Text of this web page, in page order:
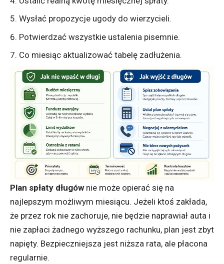
Wysłać propozycje ugody do wierzycieli.
Potwierdzać wszystkie ustalenia pisemnie.
Co miesiąc aktualizować tabelę zadłużenia.
Plan spłaty długów nie może opierać się na
najlepszym możliwym miesiącu. Jeżeli ktoś zakłada,
że przez rok nie zachoruje, nie będzie naprawiał auta i
nie zapłaci żadnego wyższego rachunku, plan jest zbyt
napięty. Bezpieczniejsza jest niższa rata, ale płacona
regularnie.